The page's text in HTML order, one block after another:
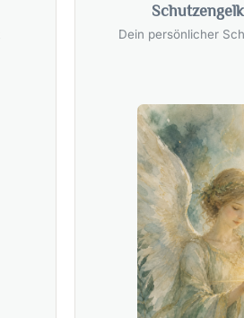
Dein persönlicher